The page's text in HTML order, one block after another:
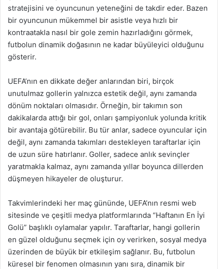
stratejisini ve oyuncunun yeteneğini de takdir eder. Bazen
bir oyuncunun mükemmel bir asistle veya hızlı bir
kontraatakla nasıl bir gole zemin hazırladığını görmek,
futbolun dinamik doğasının ne kadar büyüleyici olduğunu
gösterir.
UEFA’nın en dikkate değer anlarından biri, birçok
unutulmaz gollerin yalnızca estetik değil, aynı zamanda
dönüm noktaları olmasıdır. Örneğin, bir takımın son
dakikalarda attığı bir gol, onları şampiyonluk yolunda kritik
bir avantaja götürebilir. Bu tür anlar, sadece oyuncular için
değil, aynı zamanda takımları destekleyen taraftarlar için
de uzun süre hatırlanır. Goller, sadece anlık sevinçler
yaratmakla kalmaz, aynı zamanda yıllar boyunca dillerden
düşmeyen hikayeler de oluşturur.
Takvimlerindeki her maç gününde, UEFA’nın resmi web
sitesinde ve çeşitli medya platformlarında “Haftanın En İyi
Golü” başlıklı oylamalar yapılır. Taraftarlar, hangi gollerin
en güzel olduğunu seçmek için oy verirken, sosyal medya
üzerinden de büyük bir etkileşim sağlanır. Bu, futbolun
küresel bir fenomen olmasının yanı sıra, dinamik bir